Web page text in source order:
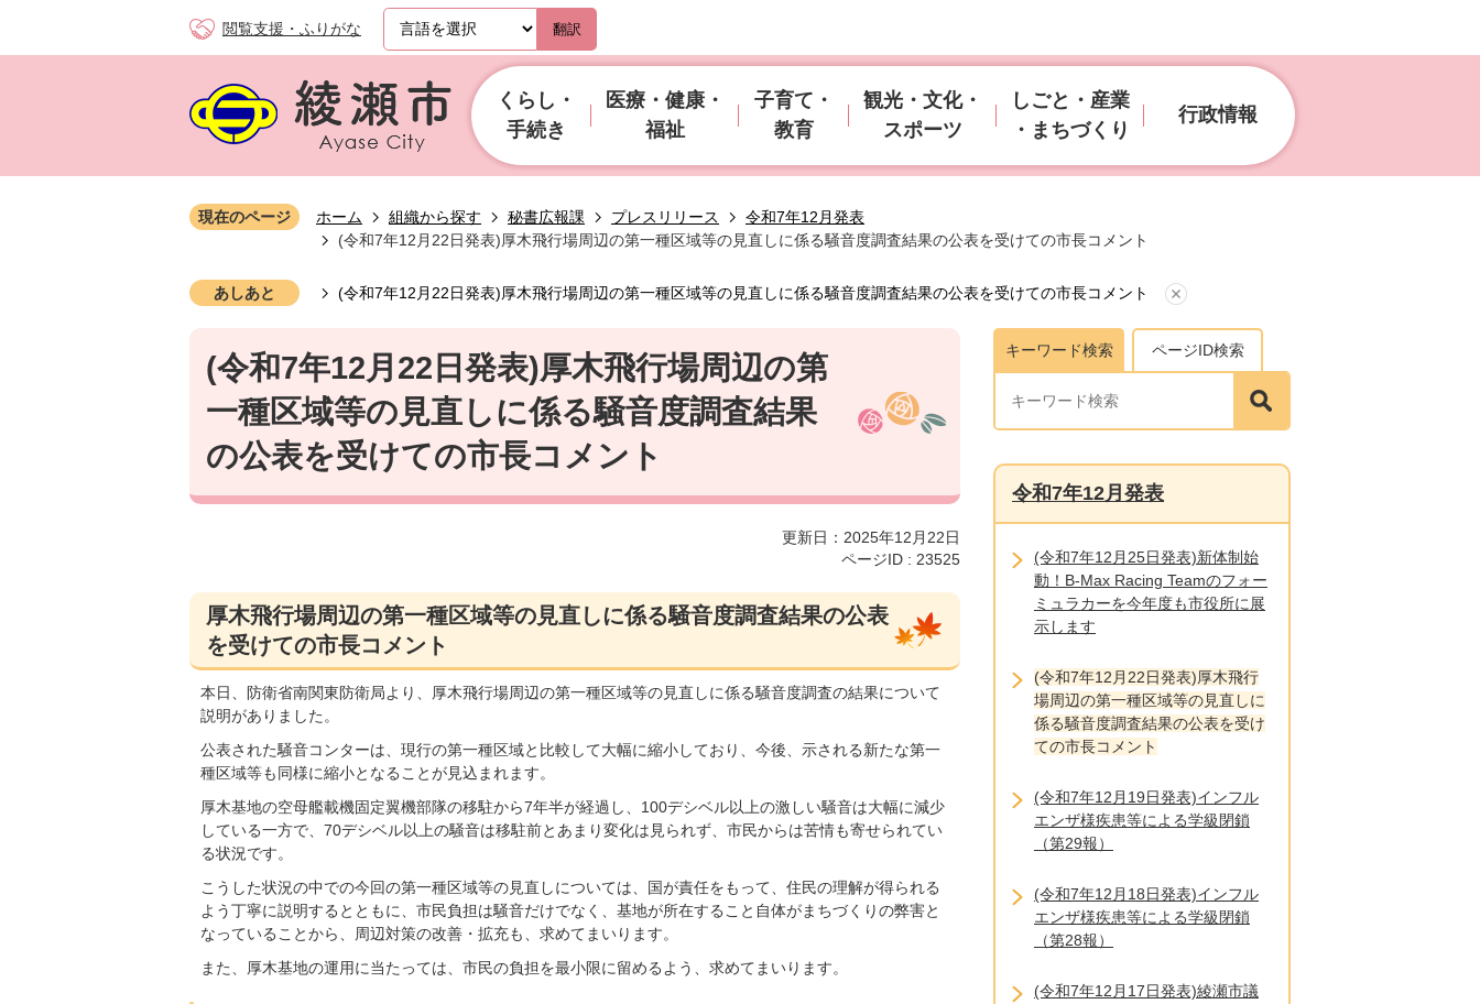
閲覧支援・ふりがな 翻訳
くらし・
手続き
医療・健康・
福祉
子育て・
教育
観光・文化・
スポーツ
しごと・産業
・まちづくり
行政情報
現在のページ ホーム 組織から探す 秘書広報課 プレスリリース
令和7年12月発表
(令和7年12月22日発表)厚木飛行場周辺の第一種区域等の見直しに係る騒音度調査結果の公表を受けての市長コメント
あしあと (令和7年12月22日発表)厚木飛行場周辺の第一種区域等の見直しに係る騒音度調査結果の公表を受けての市長コメント
(令和7年12月22日発表)厚木飛行場周辺の第
一種区域等の見直しに係る騒音度調査結果
の公表を受けての市長コメント
更新日：2025年12月22日
ページID : 23525
厚木飛行場周辺の第一種区域等の見直しに係る騒音度調査結果の公表
を受けての市長コメント
本日、防衛省南関東防衛局より、厚木飛行場周辺の第一種区域等の見直しに係る騒音度調査の結果について
説明がありました。
公表された騒音コンターは、現行の第一種区域と比較して大幅に縮小しており、今後、示される新たな第一
種区域等も同様に縮小となることが見込まれます。
厚木基地の空母艦載機固定翼機部隊の移駐から7年半が経過し、100デシベル以上の激しい騒音は大幅に減少
している一方で、70デシベル以上の騒音は移駐前とあまり変化は見られず、市民からは苦情も寄せられてい
る状況です。
こうした状況の中での今回の第一種区域等の見直しについては、国が責任をもって、住民の理解が得られる
よう丁寧に説明するとともに、市民負担は騒音だけでなく、基地が所在すること自体がまちづくりの弊害と
なっていることから、周辺対策の改善・拡充も、求めてまいります。
また、厚木基地の運用に当たっては、市民の負担を最小限に留めるよう、求めてまいります。
キーワード検索 ページID検索
令和7年12月発表
(令和7年12月25日発表)新体制始
動！B-Max Racing Teamのフォー
ミュラカーを今年度も市役所に展
示します
(令和7年12月22日発表)厚木飛行
場周辺の第一種区域等の見直しに
係る騒音度調査結果の公表を受け
ての市長コメント
(令和7年12月19日発表)インフル
エンザ様疾患等による学級閉鎖
（第29報）
(令和7年12月18日発表)インフル
エンザ様疾患等による学級閉鎖
（第28報）
(令和7年12月17日発表)綾瀬市議